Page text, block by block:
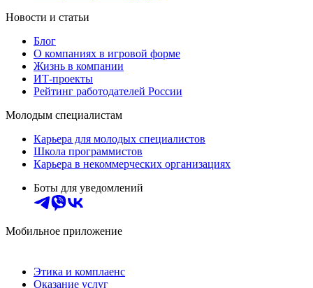
Новости и статьи
Блог
О компаниях в игровой форме
Жизнь в компании
ИТ-проекты
Рейтинг работодателей России
Молодым специалистам
Карьера для молодых специалистов
Школа программистов
Карьера в некоммерческих организациях
Боты для уведомлений
Мобильное приложение
Этика и комплаенс
Оказание услуг